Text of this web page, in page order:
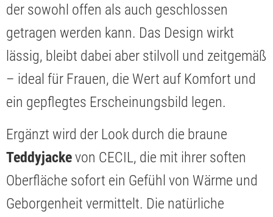
der sowohl offen als auch geschlossen
getragen werden kann. Das Design wirkt
lässig, bleibt dabei aber stilvoll und zeitgemäß
– ideal für Frauen, die Wert auf Komfort und
ein gepflegtes Erscheinungsbild legen.
Ergänzt wird der Look durch die braune
Teddyjackevon CECIL, die mit ihrer soften
Oberfläche sofort ein Gefühl von Wärme und
Geborgenheit vermittelt. Die natürliche